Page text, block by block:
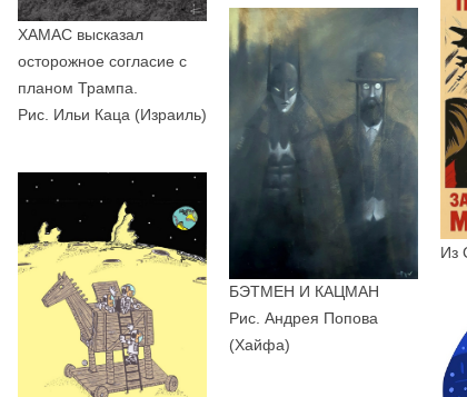
ХАМАС высказал
осторожное согласие с
планом Трампа.
Рис. Ильи Каца (Израиль)
БЭТМЕН И КАЦМАН
Рис. Андрея Попова
(Хайфа)
Из